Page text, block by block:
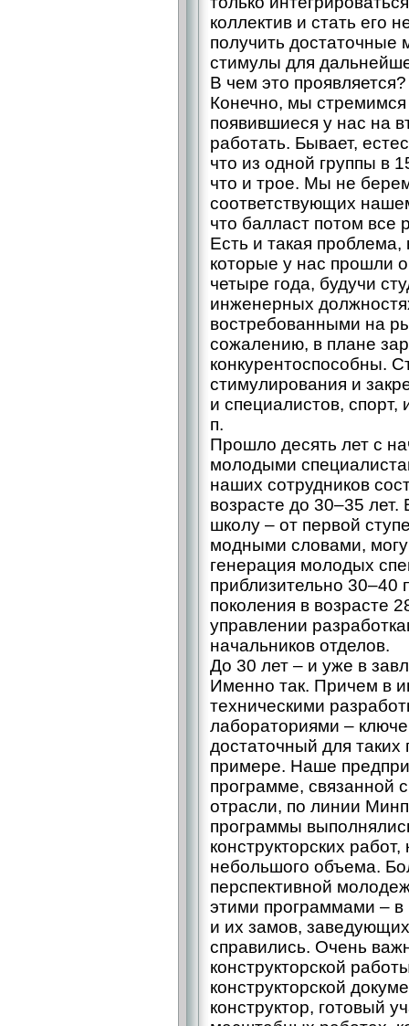
коллектив и стать его
получить достаточные
стимулы для
В чем это проявляется?
Конечно, мы стремимся
появившиеся у нас на
работать. Бывает,
что из одной группы в
что и трое. Мы не
соответствующих
что балласт потом все
Есть и такая
которые у нас прошли
четыре года, будучи
инженерных
востребованными на
сожалению, в плане
конкурентоспособны.
стимулирования и
и специалистов, спорт,
п.
Прошло десять лет с
молодыми
наших сотрудников
возрасте до 30–35
школу – от первой
модными словами, могу
генерация молодых
приблизительно 30–40
поколения в возрасте
управлении
начальников отделов.
До 30 лет – и уже в
Именно так. Причем в
техническими
лабораториями –
достаточный для
примере. Наше
программе, связанной
отрасли, по линии
программы
конструкторских
небольшого объема.
перспективной
этими программами – в
и их замов,
справились. Очень
конструкторской
конструкторской
конструктор, готовый